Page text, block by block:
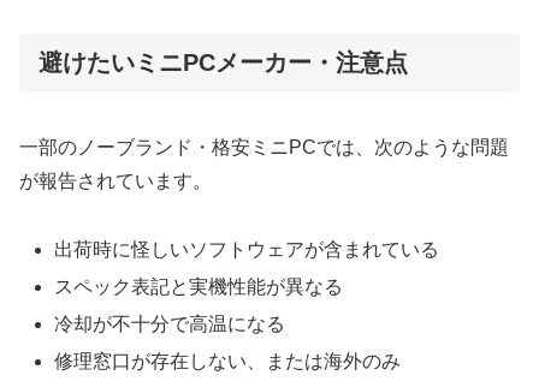
避けたいミニPCメーカー・注意点
一部のノーブランド・格安ミニPCでは、次のような問題
が報告されています。
出荷時に怪しいソフトウェアが含まれている
スペック表記と実機性能が異なる
冷却が不十分で高温になる
修理窓口が存在しない、または海外のみ